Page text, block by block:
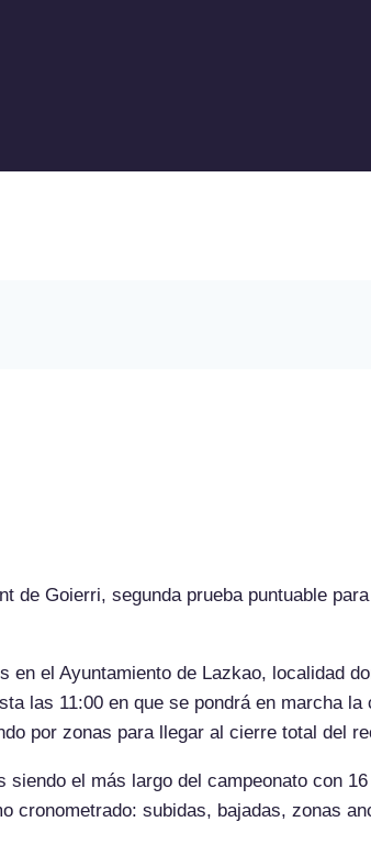
de Goierri, segunda prueba puntuable
en el Ayuntamiento de Lazkao, localidad
las 11:00 en que se pondrá en marcha
por zonas para llegar al cierre total del
el más largo del campeonato con
cronometrado: subidas, bajadas, zonas